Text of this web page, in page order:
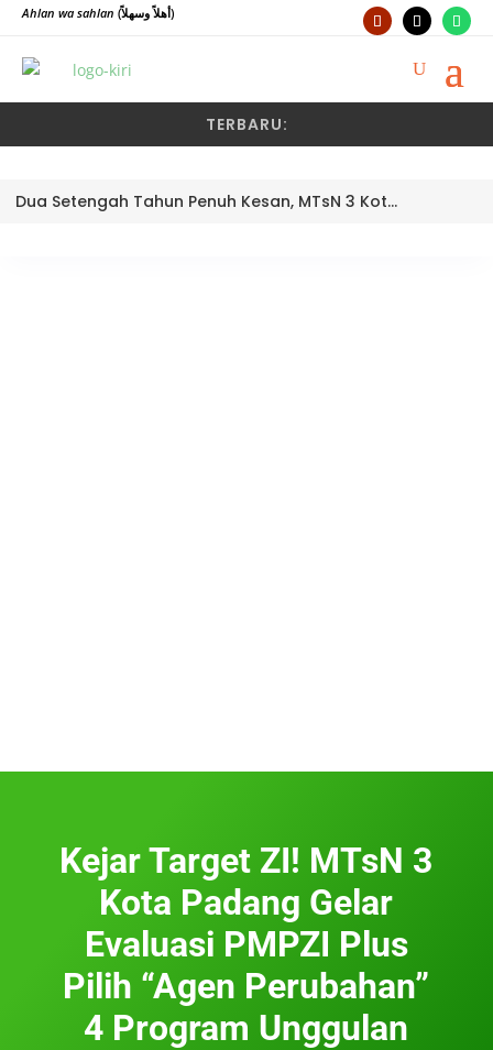
Ahlan wa sahlan (أهلاً وسهلاً)
TERBARU:
Dua Setengah Tahun Penuh Kesan, MTsN 3 Kota Padang Lepas Pengawas Pembina Dra. Nayusminar Nasrun
Kejar Target ZI! MTsN 3
Kota Padang Gelar
Evaluasi PMPZI Plus
Pilih “Agen Perubahan”
4 Program Unggulan